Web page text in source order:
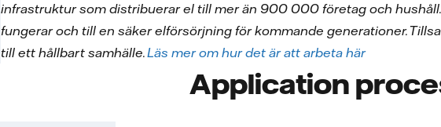
infrastruktur som distribuerar el till mer än 900 000 företag och
fungerar och till en säker elförsörjning för kommande generationer.
till ett hållbart samhälle.Läs mer om hur det är att arbeta här
Application